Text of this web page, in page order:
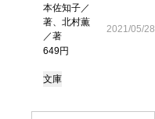
本佐知子／
著、北村薫
／著
649円
2021/05/28
文庫